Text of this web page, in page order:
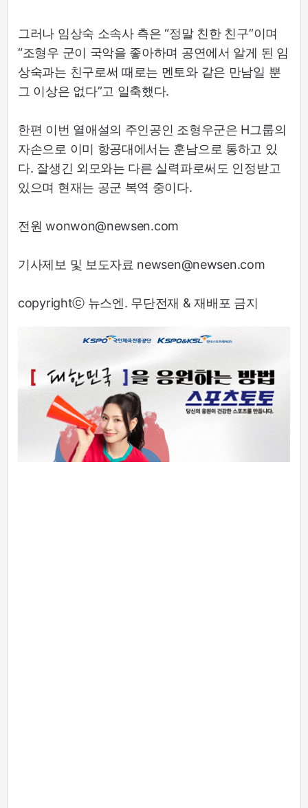
그러나 임상숙 소속사 측은 “정말 친한 친구”이며
“조형우 군이 국악을 좋아하며 공연에서 알게 된 임
상숙과는 친구로써 때로는 멘토와 같은 만남일 뿐
그 이상은 없다”고 일축했다.
한편 이번 열애설의 주인공인 조형우군은 H그룹의
자손으로 이미 항공대에서는 훈남으로 통하고 있
다. 잘생긴 외모와는 다른 실력파로써도 인정받고
있으며 현재는 공군 복역 중이다.
전원 wonwon@newsen.com
기사제보 및 보도자료 newsen@newsen.com
copyrightⓒ 뉴스엔. 무단전재 & 재배포 금지